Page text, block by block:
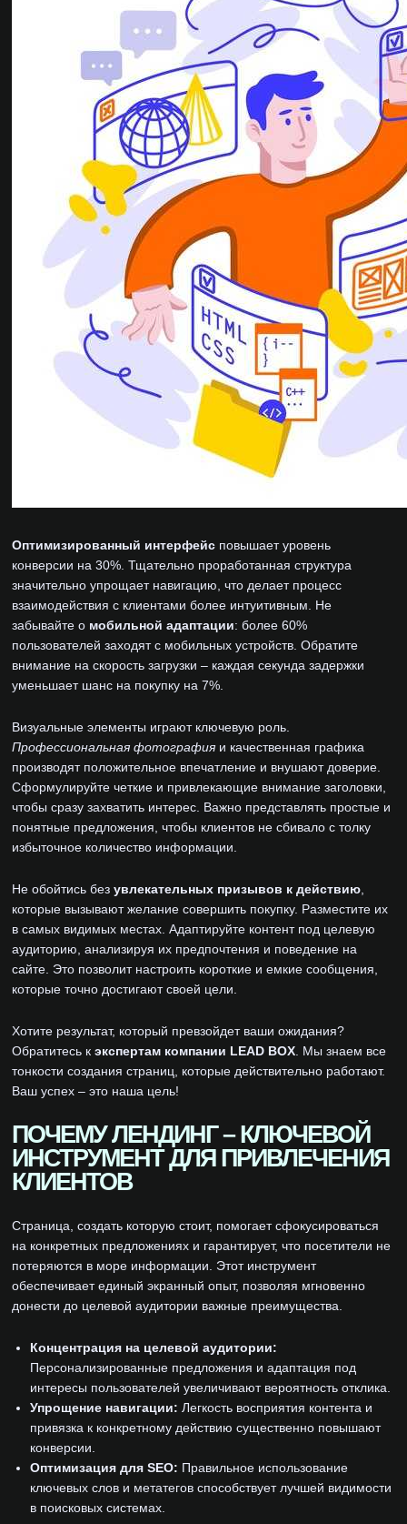
Оптимизированный интерфейс повышает уровень
конверсии на 30%. Тщательно проработанная структура
значительно упрощает навигацию, что делает процесс
взаимодействия с клиентами более интуитивным. Не
забывайте о мобильной адаптации: более 60%
пользователей заходят с мобильных устройств. Обратите
внимание на скорость загрузки – каждая секунда задержки
уменьшает шанс на покупку на 7%.
Визуальные элементы играют ключевую роль.
Профессиональная фотография и качественная графика
производят положительное впечатление и внушают доверие.
Сформулируйте четкие и привлекающие внимание заголовки,
чтобы сразу захватить интерес. Важно представлять простые и
понятные предложения, чтобы клиентов не сбивало с толку
избыточное количество информации.
Не обойтись без увлекательных призывов к действию
которые вызывают желание совершить покупку. Разместите их
в самых видимых местах. Адаптируйте контент под целевую
аудиторию, анализируя их предпочтения и поведение на
сайте. Это позволит настроить короткие и емкие сообщения,
которые точно достигают своей цели.
Хотите результат, который превзойдет ваши ожидания?
Обратитесь к экспертам компании LEAD BOX . Мы знаем все
тонкости создания страниц, которые действительно работают.
Ваш успех – это наша цель!
ПОЧЕМУ ЛЕНДИНГ – КЛЮЧЕВОЙ
ИНСТРУМЕНТ ДЛЯ ПРИВЛЕЧЕНИЯ
КЛИЕНТОВ
Страница, создать которую стоит, помогает сфокусироваться
на конкретных предложениях и гарантирует, что посетители не
потеряются в море информации. Этот инструмент
обеспечивает единый экранный опыт, позволяя мгновенно
донести до целевой аудитории важные преимущества.
Концентрация на целевой аудитории:
Персонализированные предложения и адаптация под
интересы пользователей увеличивают вероятность отклика.
Упрощение навигации: Легкость восприятия контента и
привязка к конкретному действию существенно повышают
конверсии.
Оптимизация для SEO: Правильное использование
ключевых слов и метатегов способствует лучшей видимости
в поисковых системах.